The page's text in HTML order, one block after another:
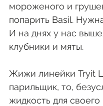
мороженого и
попарить Basil.
И на днях у нас
клубники и мяты.
Жижи линейки Tryit
парильщик, то,
жидкость для